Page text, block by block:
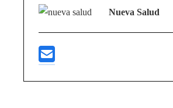
Nueva Salud